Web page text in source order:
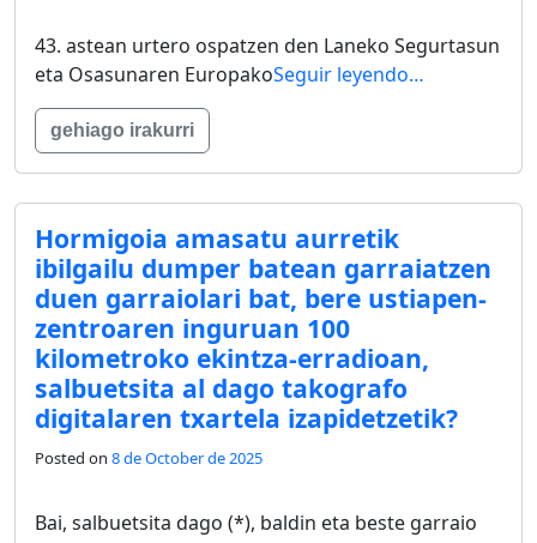
43. astean urtero ospatzen den Laneko Segurtasun
eta Osasunaren EuropakoSeguir leyendo…
gehiago irakurri
Hormigoia amasatu aurretik
ibilgailu dumper batean garraiatzen
duen garraiolari bat, bere ustiapen-
zentroaren inguruan 100
kilometroko ekintza-erradioan,
salbuetsita al dago takografo
digitalaren txartela izapidetzetik?
Posted on 8 de October de 2025
Bai, salbuetsita dago (*), baldin eta beste garraio